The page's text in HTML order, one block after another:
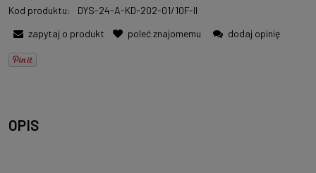
Kod produktu:
DYS-24-A-KD-202-01/10F-II
zapytaj o produkt
poleć znajomemu dodaj opinię
OPIS